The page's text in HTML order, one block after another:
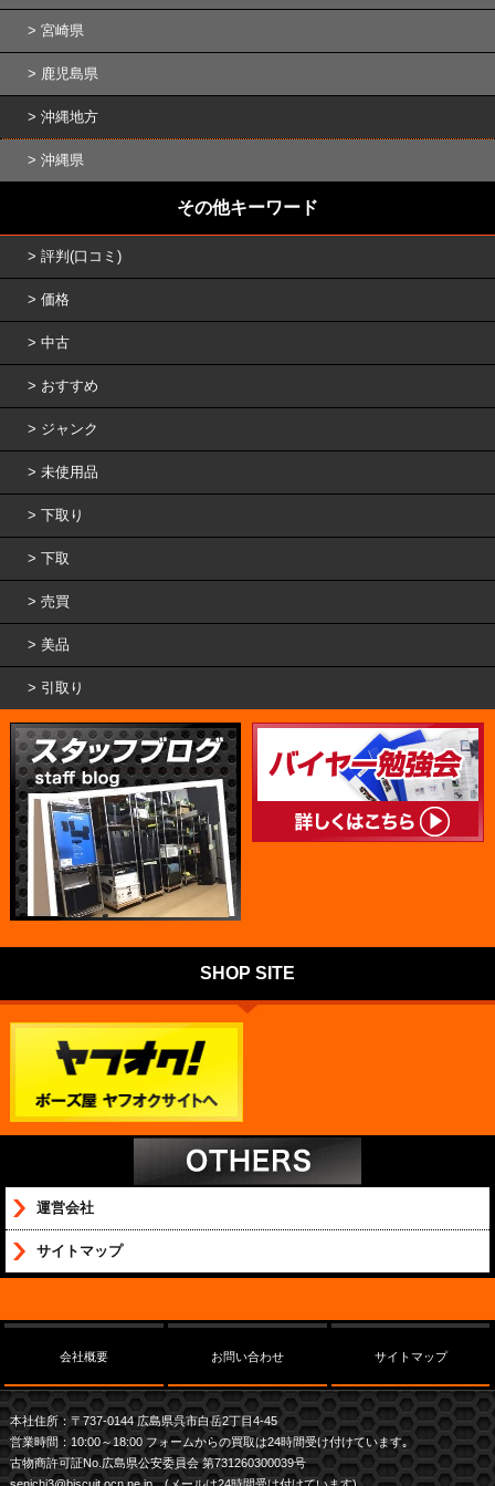
宮崎県
鹿児島県
沖縄地方
沖縄県
その他キーワード
評判(口コミ)
価格
中古
おすすめ
ジャンク
未使用品
下取り
下取
売買
美品
引取り
SHOP SITE
運営会社
サイトマップ
会社概要 お問い合わせ サイトマップ
本社住所：〒737-0144 広島県呉市白岳2丁目4-45
営業時間：10:00～18:00 フォームからの買取は24時間受け付けています｡
古物商許可証No.広島県公安委員会 第731260300039号